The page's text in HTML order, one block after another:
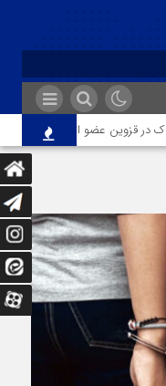
قزوین عضو اتحادیه نبود